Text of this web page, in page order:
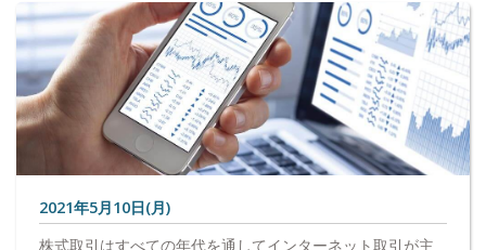
2021年5月10日(月)
株式取引はすべての年代を通してインターネット取引が主